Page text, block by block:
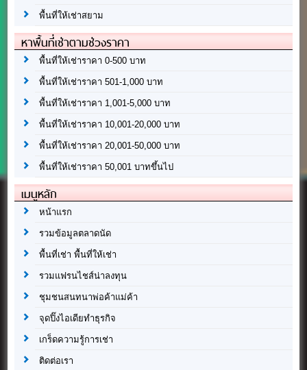
พื้นที่ให้เช่าสยาม
หาพื้นที่เช่าตามช่วงราคา
พื้นที่ให้เช่าราคา 0-500 บาท
พื้นที่ให้เช่าราคา 501-1,000 บาท
พื้นที่ให้เช่าราคา 1,001-5,000 บาท
พื้นที่ให้เช่าราคา 10,001-20,000 บาท
พื้นที่ให้เช่าราคา 20,001-50,000 บาท
พื้นที่ให้เช่าราคา 50,001 บาทขึ้นไป
เมนูหลัก
หน้าแรก
รวมข้อมูลตลาดนัด
พื้นที่เช่า พื้นที่ให้เช่า
รวมแฟรนไชส์น่าลงทุน
ชุมชนสนทนาพ่อค้าแม่ค้า
จุดปิ๊งไอเดียทำธุรกิจ
เกร็ดความรู้การเช่า
ติดต่อเรา